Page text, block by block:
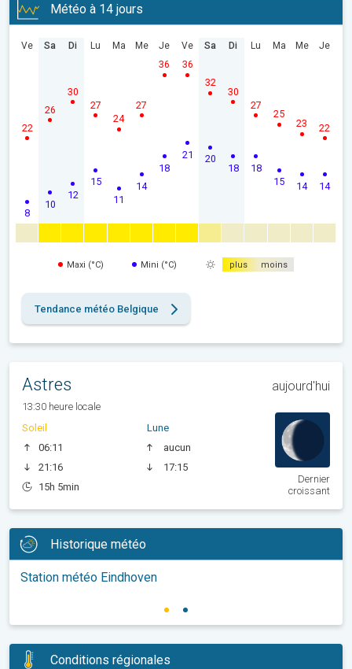
Météo à 14 jours
Ve
8
22
Sa
10
26
Di
12
30
Lu
15
27
Ma
11
24
Me
14
27
Je
18
36
Ve
21
36
Sa
20
32
Di
18
30
Lu
18
27
Ma
15
25
Me
14
23
Je
14
22
Maxi (°C) Mini (°C) plus moins
Tendance météo Belgique
Astres aujourd'hui
13:30 heure locale
Soleil
06:11
21:16
15h 5min
Lune
aucun
17:15
Dernier
croissant
Historique météo
Station météo Eindhoven
Conditions régionales